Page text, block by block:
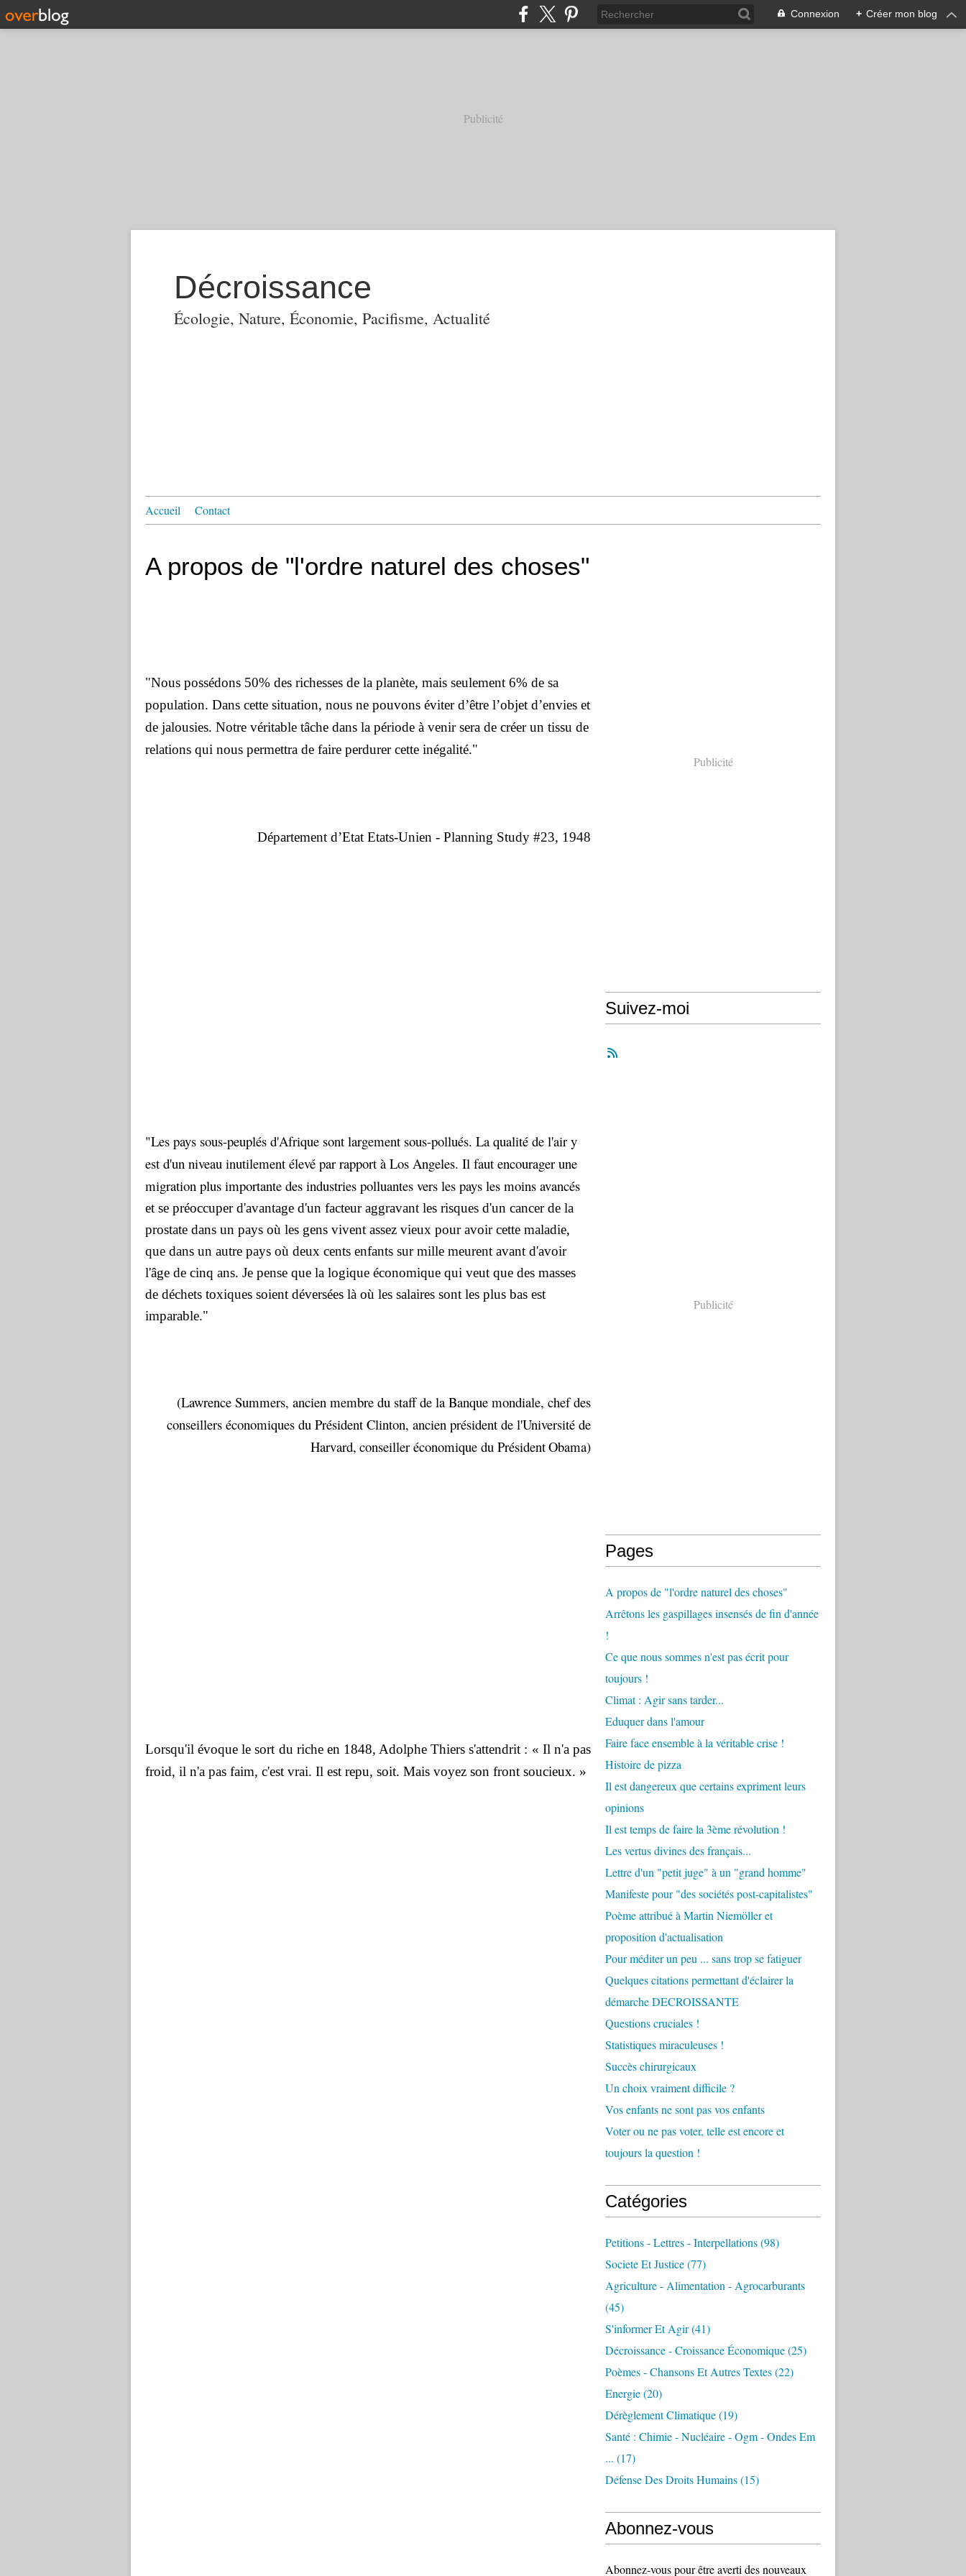
Connexion + Créer mon blog
Publicité
Décroissance
Écologie, Nature, Économie, Pacifisme, Actualité
Accueil Contact
A propos de "l'ordre naturel des choses"
"Nous possédons 50% des richesses de la planète, mais seulement 6% de sa
population. Dans cette situation, nous ne pouvons éviter d’être l’objet d’envies et
de jalousies. Notre véritable tâche dans la période à venir sera de créer un tissu de
relations qui nous permettra de faire perdurer cette inégalité."
Département d’Etat Etats-Unien - Planning Study #23, 1948
"Les pays sous-peuplés d'Afrique sont largement sous-pollués. La qualité de l'air y
est d'un niveau inutilement élevé par rapport à Los Angeles. Il faut encourager une
migration plus importante des industries polluantes vers les pays les moins avancés
et se préoccuper d'avantage d'un facteur aggravant les risques d'un cancer de la
prostate dans un pays où les gens vivent assez vieux pour avoir cette maladie,
que dans un autre pays où deux cents enfants sur mille meurent avant d'avoir
l'âge de cinq ans. Je pense que la logique économique qui veut que des masses
de déchets toxiques soient déversées là où les salaires sont les plus bas est
imparable."
(Lawrence Summers, ancien membre du staff de la Banque mondiale, chef des
conseillers économiques du Président Clinton, ancien président de l'Université de
Harvard, conseiller économique du PrésidentObama)
Lorsqu'il évoque le sort du riche en 1848, Adolphe Thiers s'attendrit : « Il n'a pas
froid, il n'a pas faim, c'est vrai. Il est repu, soit. Mais voyez son front soucieux. »
Publicité
Suivez-moi
Publicité
Pages
A propos de "l'ordre naturel des choses"
Arrêtons les gaspillages insensés de fin d'année
!
Ce que nous sommes n'est pas écrit pour
toujours !
Climat : Agir sans tarder...
Eduquer dans l'amour
Faire face ensemble à la véritable crise !
Histoire de pizza
Il est dangereux que certains expriment leurs
opinions
Il est temps de faire la 3ème révolution !
Les vertus divines des français...
Lettre d'un "petit juge" à un "grand homme"
Manifeste pour "des sociétés post-capitalistes"
Poème attribué à Martin Niemöller et
proposition d'actualisation
Pour méditer un peu ... sans trop se fatiguer
Quelques citations permettant d'éclairer la
démarche DECROISSANTE
Questions cruciales !
Statistiques miraculeuses !
Succès chirurgicaux
Un choix vraiment difficile ?
Vos enfants ne sont pas vos enfants
Voter ou ne pas voter, telle est encore et
toujours la question !
Catégories
Petitions - Lettres - Interpellations(98)
Societe Et Justice(77)
Agriculture - Alimentation - Agrocarburants
(45)
S'informer Et Agir(41)
Décroissance - Croissance Économique(25)
Poèmes - Chansons Et Autres Textes(22)
Energie(20)
Dérèglement Climatique(19)
Santé : Chimie - Nucléaire - Ogm - Ondes Em
... (17)
Défense Des Droits Humains(15)
Abonnez-vous
Abonnez-vous pour être averti des nouveaux